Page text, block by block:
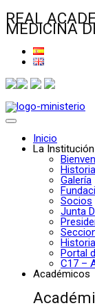
REAL
MEDICINA
Inicio
La Institución
Historia
Galería
Socios
Junta
Portal
C17 –
Académicos